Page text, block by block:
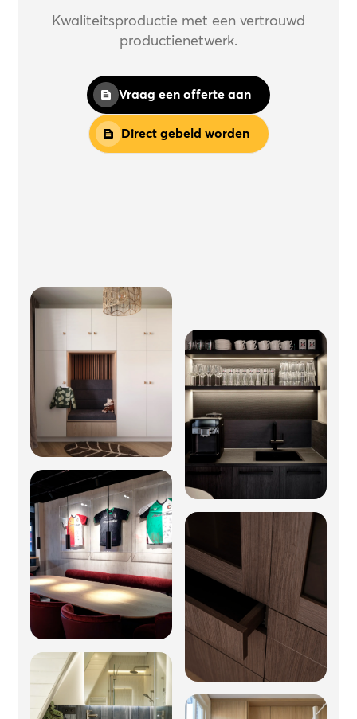
Kwaliteitsproductie met een vertrouwd
productienetwerk.
Vraag een offerte aan
Direct gebeld worden